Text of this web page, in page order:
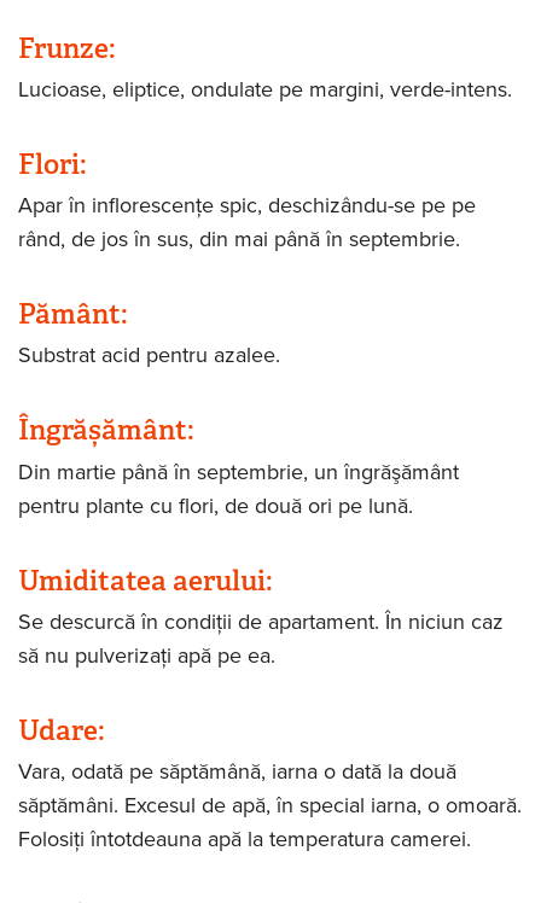
Frunze:
Lucioase, eliptice, ondulate pe margini, verde-intens.
Flori:
Apar în inflorescenţe spic, deschizându-se pe pe
rând, de jos în sus, din mai până în septembrie.
Pământ:
Substrat acid pentru azalee.
Îngrășământ:
Din martie până în septembrie, un îngrăşământ
pentru plante cu flori, de două ori pe lună.
Umiditatea aerului:
Se descurcă în condiţii de apartament. În niciun caz
să nu pulverizaţi apă pe ea.
Udare:
Vara, odată pe săptămână, iarna o dată la două
săptămâni. Excesul de apă, în special iarna, o omoară.
Folosiţi întotdeauna apă la temperatura camerei.